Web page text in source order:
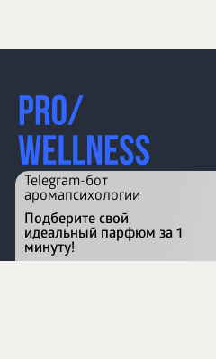
Перейти на сайт
Telegram-бот
аромапсихологии
Подберите свой
идеальный парфюм за 1
минуту!